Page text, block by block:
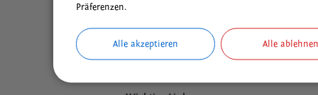
Inhaltsverzeichnis
Datenschutz
Cookie Einstellungen
Präferenzen.
Alle akzeptieren Alle ablehnen